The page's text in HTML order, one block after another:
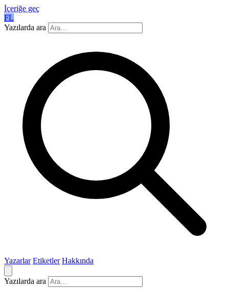
İçeriğe geç
FL
Yazılarda ara
Yazarlar Etiketler Hakkında
Yazılarda ara